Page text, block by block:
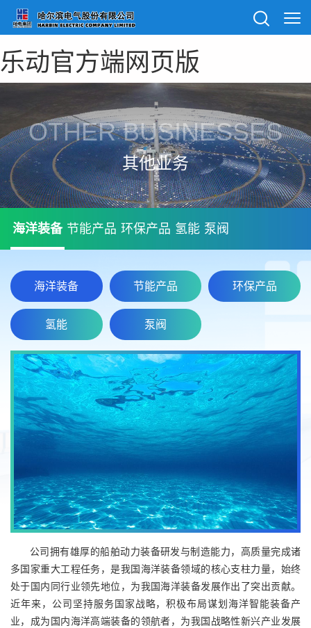
乐动官方端网页版
OTHER BUSINESSES
其他业务
海洋装备 节能产品 环保产品 氢能 泵阀
海洋装备 节能产品 环保产品
氢能 泵阀
公司拥有雄厚的船舶动力装备研发与制造能力，高质量完成诸
多国家重大工程任务，是我国海洋装备领域的核心支柱力量，始终
处于国内同行业领先地位，为我国海洋装备发展作出了突出贡献。
近年来，公司坚持服务国家战略，积极布局谋划海洋智能装备产
业，成为国内海洋高端装备的领航者，为我国战略性新兴产业发展